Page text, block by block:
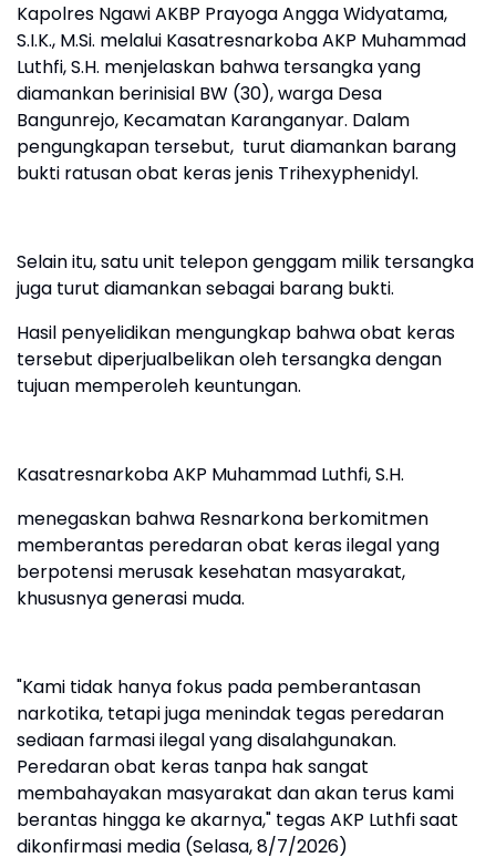
Kapolres Ngawi AKBP Prayoga Angga Widyatama,
S.I.K., M.Si. melalui Kasatresnarkoba AKP Muhammad
Luthfi, S.H. menjelaskan bahwa tersangka yang
diamankan berinisial BW (30), warga Desa
Bangunrejo, Kecamatan Karanganyar. Dalam
pengungkapan tersebut, turut diamankan barang
bukti ratusan obat keras jenis Trihexyphenidyl.
Selain itu, satu unit telepon genggam milik tersangka
juga turut diamankan sebagai barang bukti.
Hasil penyelidikan mengungkap bahwa obat keras
tersebut diperjualbelikan oleh tersangka dengan
tujuan memperoleh keuntungan.
Kasatresnarkoba AKP Muhammad Luthfi, S.H.
menegaskan bahwa Resnarkona berkomitmen
memberantas peredaran obat keras ilegal yang
berpotensi merusak kesehatan masyarakat,
khususnya generasi muda.
"Kami tidak hanya fokus pada pemberantasan
narkotika, tetapi juga menindak tegas peredaran
sediaan farmasi ilegal yang disalahgunakan.
Peredaran obat keras tanpa hak sangat
membahayakan masyarakat dan akan terus kami
berantas hingga ke akarnya," tegas AKP Luthfi saat
dikonfirmasi media (Selasa, 8/7/2026)